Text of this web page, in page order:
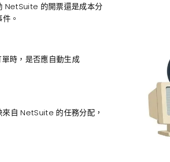
NetSuite 的開票還是成本分
。
時，是否應自動生成
自 NetSuite 的任務分配，